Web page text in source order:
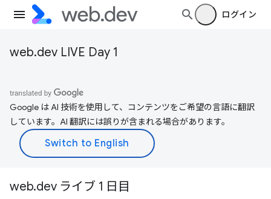
ログイン
web.dev LIVE Day 1
Google は AI 技術を使用して、コンテンツをご希望の言語に翻訳
しています。AI 翻訳には誤りが含まれる場合があります。
web.dev ライブ 1 日目